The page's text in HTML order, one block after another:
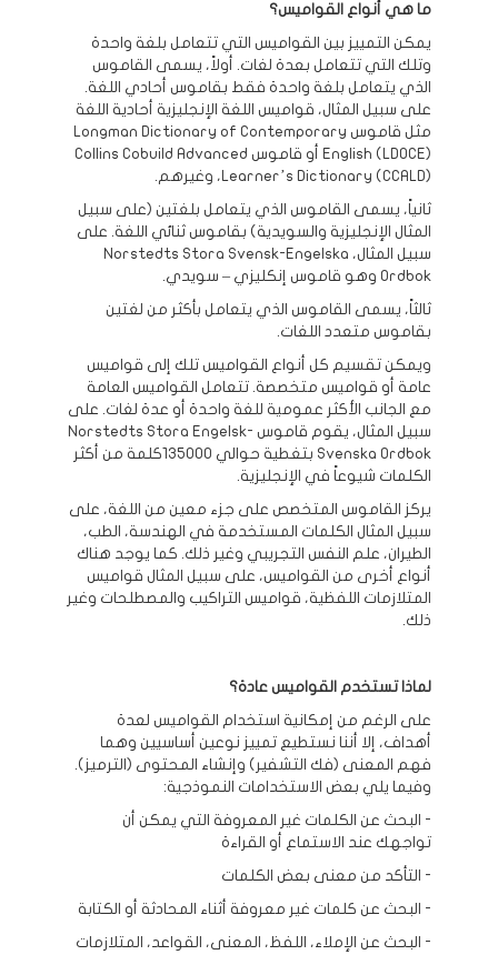
ما هي أنواع القواميس؟
يمكن التمييز بين القواميس التي تتعامل بلغة واحدة
وتلك التي تتعامل بعدة لغات. أولاً، يسمى القاموس
الذي يتعامل بلغة واحدة فقط بقاموس أحادي اللغة.
على سبيل المثال، قواميس اللغة الإنجليزية أحادية اللغة
مثل قاموس Longman Dictionary of Contemporary
English (LDOCE) أو قاموس Collins Cobuild Advanced
Learner’s Dictionary (CCALD)، وغيرهم.
ثانياً، يسمى القاموس الذي يتعامل بلغتين (على سبيل
المثال الإنجليزية والسويدية) بقاموس ثنائي اللغة. على
سبيل المثال، Norstedts Stora Svensk-Engelska
Ordbok وهو قاموس إنكليزي – سويدي.
ثالثاً، يسمى القاموس الذي يتعامل بأكثر من لغتين
بقاموس متعدد اللغات.
ويمكن تقسيم كل أنواع القواميس تلك إلى قواميس
عامة أو قواميس متخصصة. تتعامل القواميس العامة
مع الجانب الأكثر عمومية للغة واحدة أو عدة لغات. على
سبيل المثال، يقوم قاموس Norstedts Stora Engelsk-
Svenska Ordbok بتغطية حوالي 135000كلمة من أكثر
الكلمات شيوعاً في الإنجليزية.
يركز القاموس المتخصص على جزء معين من اللغة، على
سبيل المثال الكلمات المستخدمة في الهندسة، الطب،
الطيران، علم النفس التجريبي وغير ذلك. كما يوجد هناك
أنواع أخرى من القواميس، على سبيل المثال قواميس
المتلازمات اللفظية، قواميس التراكيب والمصطلحات وغير
ذلك.
لماذا تستخدم القواميس عادة؟
على الرغم من إمكانية استخدام القواميس لعدة
أهداف، إلا أننا نستطيع تمييز نوعين أساسيين وهما
فهم المعنى (فك التشفير) وإنشاء المحتوى (الترميز).
وفيما يلي بعض الاستخدامات النموذجية:
- البحث عن الكلمات غير المعروفة التي يمكن أن
تواجهك عند الاستماع أو القراءة
- التأكد من معنى بعض الكلمات
- البحث عن كلمات غير معروفة أثناء المحادثة أو الكتابة
- البحث عن الإملاء، اللفظ، المعنى، القواعد، المتلازمات